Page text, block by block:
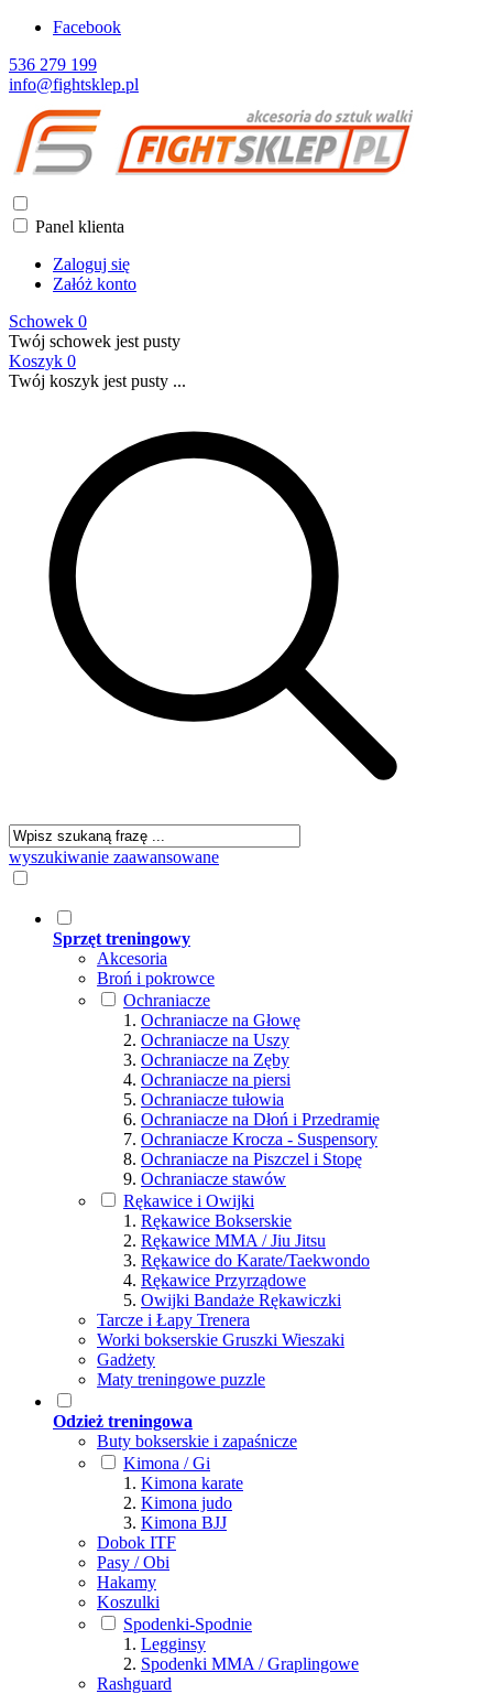
Facebook
536 279 199
info@fightsklep.pl
Panel klienta
Zaloguj się
Załóż konto
Schowek 0
Twój schowek jest pusty
Koszyk 0
Twój koszyk jest pusty ...
wyszukiwanie zaawansowane
Sprzęt treningowy
Akcesoria
Broń i pokrowce
Ochraniacze
Ochraniacze na Głowę
Ochraniacze na Uszy
Ochraniacze na Zęby
Ochraniacze na piersi
Ochraniacze tułowia
Ochraniacze na Dłoń i Przedramię
Ochraniacze Krocza - Suspensory
Ochraniacze na Piszczel i Stopę
Ochraniacze stawów
Rękawice i Owijki
Rękawice Bokserskie
Rękawice MMA / Jiu Jitsu
Rękawice do Karate/Taekwondo
Rękawice Przyrządowe
Owijki Bandaże Rękawiczki
Tarcze i Łapy Trenera
Worki bokserskie Gruszki Wieszaki
Gadżety
Maty treningowe puzzle
Odzież treningowa
Buty bokserskie i zapaśnicze
Kimona / Gi
Kimona karate
Kimona judo
Kimona BJJ
Dobok ITF
Pasy / Obi
Hakamy
Koszulki
Spodenki-Spodnie
Legginsy
Spodenki MMA / Graplingowe
Rashguard